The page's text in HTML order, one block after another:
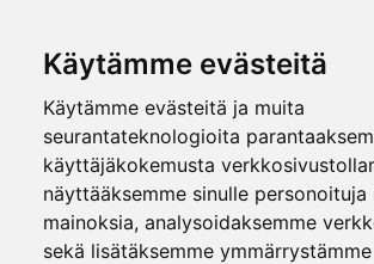
Käytämme evästeitä
Käytämme evästeitä ja muita
seurantateknologioita
käyttäjäkokemusta
näyttääksemme sinulle personoituja
mainoksia, analysoidaksemme
sekä lisätäksemme ymmärrystämme